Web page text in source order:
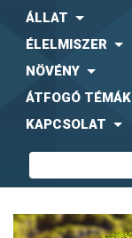
ÁLLAT
ÉLELMISZER
NÖVÉNY
ÁTFOGÓ TÉMÁK
KAPCSOLAT